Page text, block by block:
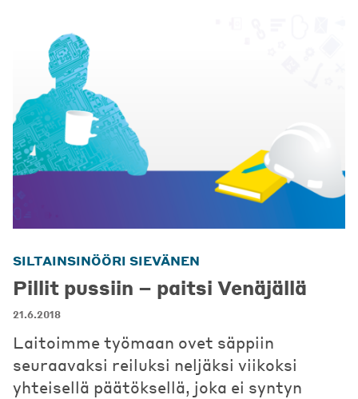
SILTAINSINÖÖRI SIEVÄNEN
Pillit pussiin – paitsi Venäjällä
21.6.2018
Laitoimme työmaan ovet säppiin
seuraavaksi reiluksi neljäksi viikoksi
yhteisellä päätöksellä, joka ei syntyn